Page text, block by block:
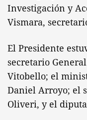
Investigación y
Vismara,
El Presidente
secretario
Vitobello; el
Daniel Arroyo; el
Oliveri, y el